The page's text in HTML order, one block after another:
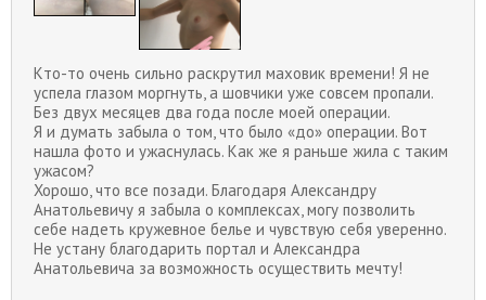
Кто-то очень сильно раскрутил маховик времени! Я не
успела глазом моргнуть, а шовчики уже совсем пропали.
Без двух месяцев два года после моей операции.
Я и думать забыла о том, что было «до» операции. Вот
нашла фото и ужаснулась. Как же я раньше жила с таким
ужасом?
Хорошо, что все позади. Благодаря Александру
Анатольевичу я забыла о комплексах, могу позволить
себе надеть кружевное белье и чувствую себя уверенно.
Не устану благодарить портал и Александра
Анатольевича за возможность осуществить мечту!